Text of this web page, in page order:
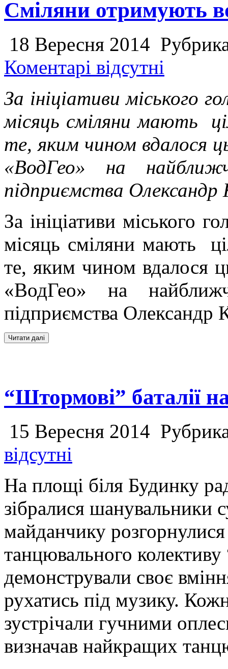
Сміляни отримують
18 Вересня 2014
Коментарі відсутні
За ініціативи міського
місяць сміляни мають
те, яким чином вдалося
«ВодГео» на
підприємства Олександр
За ініціативи міського
місяць сміляни мають
те, яким чином вдалося
«ВодГео» на
підприємства Олександр
“Штормові” баталії
15 Вересня 2014
відсутні
На площі біля Будинку
зібралися шанувальники
майданчику розгорнулися
танцювального
демонстрували своє
рухатись під музику.
зустрічали гучними
визначав найкращих